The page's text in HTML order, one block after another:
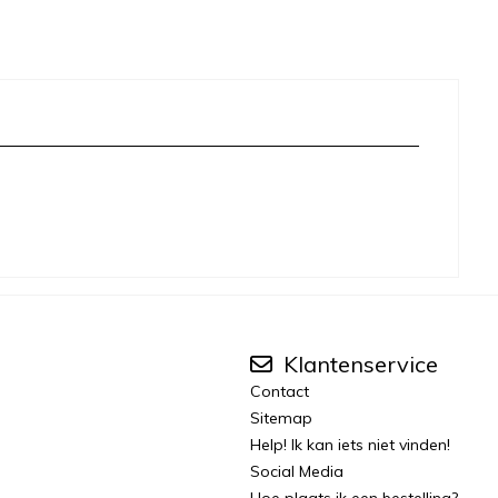
Klantenservice
Contact
Sitemap
Help! Ik kan iets niet vinden!
Social Media